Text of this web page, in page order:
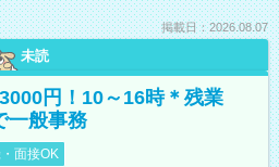
掲載日：2026.08.07
未読
円！10～16時＊残業
一般事務
面接OK